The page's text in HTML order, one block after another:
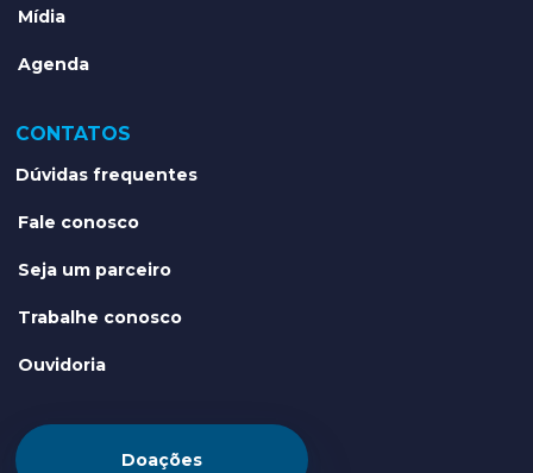
Mídia
Agenda
CONTATOS
Dúvidas frequentes
Fale conosco
Seja um parceiro
Trabalhe conosco
Ouvidoria
Doações